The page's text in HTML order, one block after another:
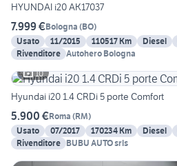
HYUNDAI i20 AK17037
7.999 €Bologna (BO)
Usato
11/2015 110517 Km Diesel
Rivenditore Autohero Bologna
10
Hyundai i20 1.4 CRDi 5 porte Comfort
5.900 €Roma (RM)
Usato
07/2017 170234 Km Diesel
Rivenditore BUBU AUTO srls